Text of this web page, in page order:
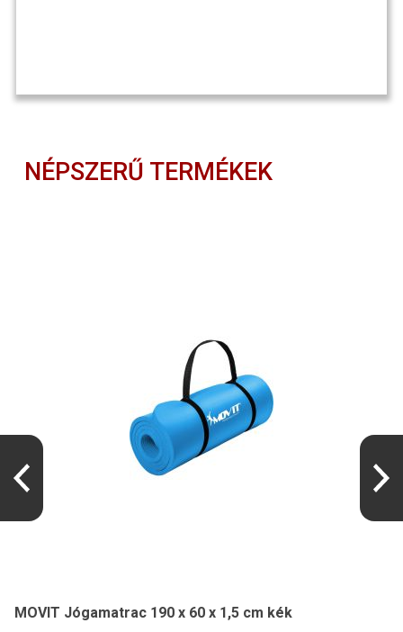
NÉPSZERŰ TERMÉKEK
MOVIT Jógamatrac 190 x 60 x 1,5 cm kék